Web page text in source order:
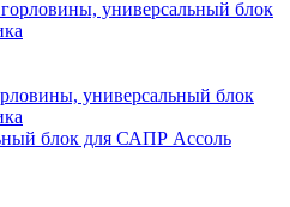
универсальный блок